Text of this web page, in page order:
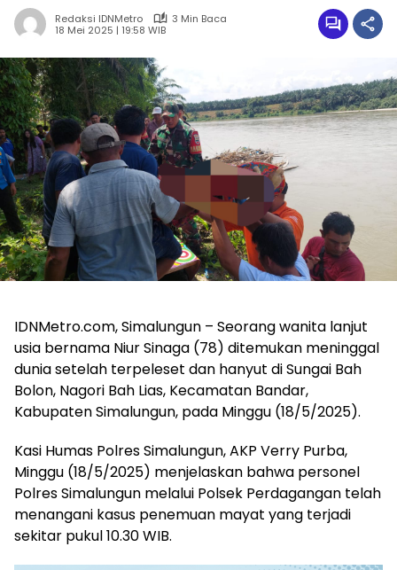
Redaksi IDNMetro
3 Min Baca
18 Mei 2025 | 19:58 WIB
IDNMetro.com, Simalungun – Seorang wanita lanjut
usia bernama Niur Sinaga (78) ditemukan meninggal
dunia setelah terpeleset dan hanyut di Sungai Bah
Bolon, Nagori Bah Lias, Kecamatan Bandar,
Kabupaten Simalungun, pada Minggu (18/5/2025).
Kasi Humas Polres Simalungun, AKP Verry Purba,
Minggu (18/5/2025) menjelaskan bahwa personel
Polres Simalungun melalui Polsek Perdagangan telah
menangani kasus penemuan mayat yang terjadi
sekitar pukul 10.30 WIB.